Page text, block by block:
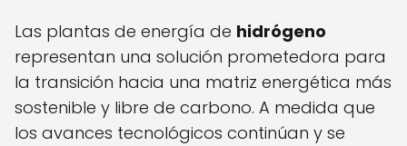
Las plantas de energía de hidrógeno
representan una solución prometedora para
la transición hacia una matriz energética más
sostenible y libre de carbono. A medida que
los avances tecnológicos continúan y se